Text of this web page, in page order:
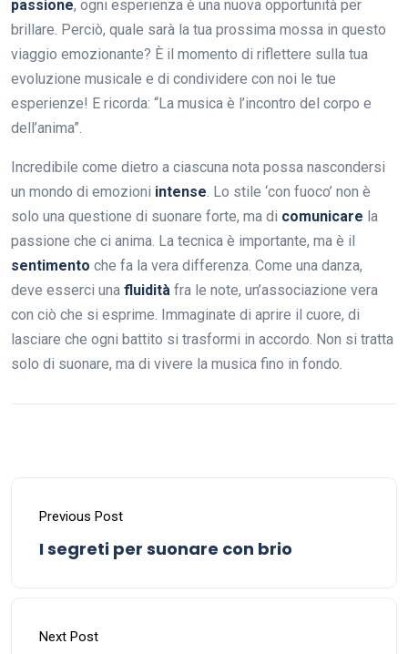
passione, ogni esperienza è una nuova opportunità per
brillare. Perciò, quale sarà la tua prossima mossa in questo
viaggio emozionante? È il momento di riflettere sulla tua
evoluzione musicale e di condividere con noi le tue
esperienze! E ricorda: “La musica è l’incontro del corpo e
dell’anima”.
Incredibile come dietro a ciascuna nota possa nascondersi
un mondo di emozioni intense. Lo stile ‘con fuoco’ non è
solo una questione di suonare forte, ma di comunicare la
passione che ci anima. La tecnica è importante, ma è il
sentimento che fa la vera differenza. Come una danza,
deve esserci una fluidità fra le note, un’associazione vera
con ciò che si esprime. Immaginate di aprire il cuore, di
lasciare che ogni battito si trasformi in accordo. Non si tratta
solo di suonare, ma di vivere la musica fino in fondo.
Previous Post
I segreti per suonare con brio
Next Post